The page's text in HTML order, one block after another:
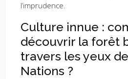
l’imprudence.
Culture innue :
découvrir la forêt
travers les yeux
Nations ?